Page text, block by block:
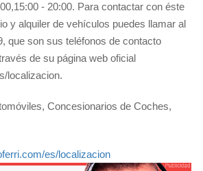
- 20:00. Para contactar con éste
y alquiler de vehículos puedes llamar al
que son sus teléfonos de contacto
de su página web oficial
localizacion.
Concesionarios de Coches,
es/localizacion